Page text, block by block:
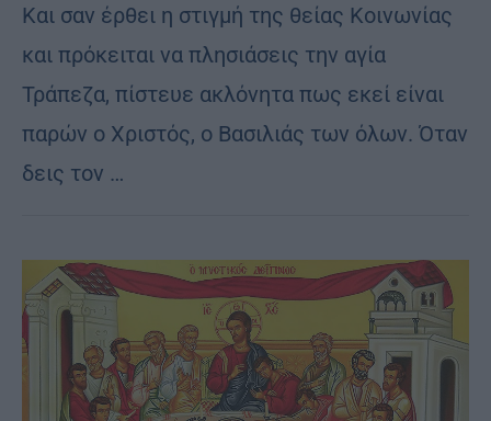
Και σαν έρθει η στιγμή της θείας Κοινωνίας
και πρόκειται να πλησιάσεις την αγία
Τράπεζα, πίστευε ακλόνητα πως εκεί είναι
παρών ο Χριστός, ο Βασιλιάς των όλων. Όταν
δεις τον …